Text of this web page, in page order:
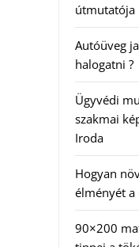
útmutatója
Autóüveg
halogatni ?
Ügyvédi
szakmai
Iroda
Hogyan
élményét a
90×200